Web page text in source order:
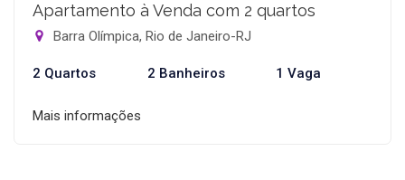
Apartamento à Venda com 2 quartos
Barra Olímpica, Rio de Janeiro-RJ
2 Quartos 2 Banheiros 1 Vaga
Mais informações